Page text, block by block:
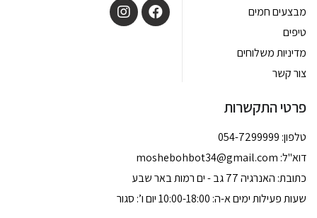
מבצעים חמים
טיפים
מדיניות משלוחים
צור קשר
פרטי התקשרות
טלפון: 054-7299999
דוא''ל: moshebohbot34@gmail.com
כתובת: האנרגיה 77 גב - ים רמות באר שבע
שעות פעילות ימים א-ה: 10:00-18:00 יום ו’: סגור